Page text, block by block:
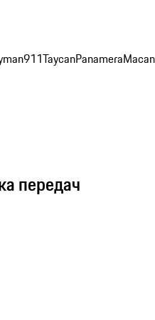
911TaycanPanameraMacan
передач